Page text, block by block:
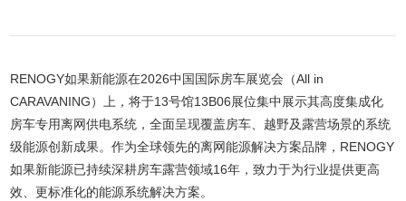
RENOGY如果新能源在2026中国国际房车展览会（All in
CARAVANING）上，将于13号馆13B06展位集中展示其高度集成化
房车专用离网供电系统，全面呈现覆盖房车、越野及露营场景的系统
级能源创新成果。作为全球领先的离网能源解决方案品牌，RENOGY
如果新能源已持续深耕房车露营领域16年，致力于为行业提供更高
效、更标准化的能源系统解决方案。